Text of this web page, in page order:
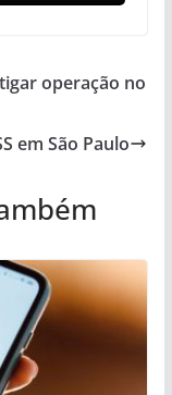
operação no
em São Paulo